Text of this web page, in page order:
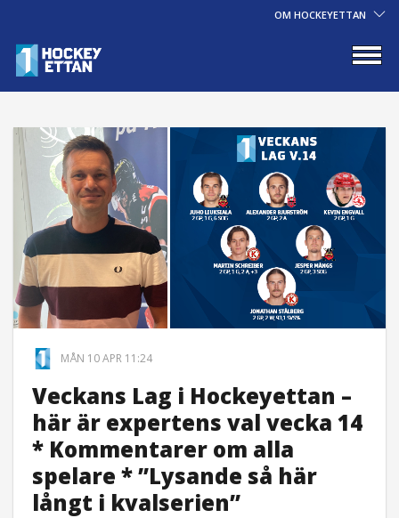
OM HOCKEYETTAN
MÅN 10 APR 11:24
Veckans Lag i Hockeyettan –
här är expertens val vecka 14
* Kommentarer om alla
spelare * ”Lysande så här
långt i kvalserien”